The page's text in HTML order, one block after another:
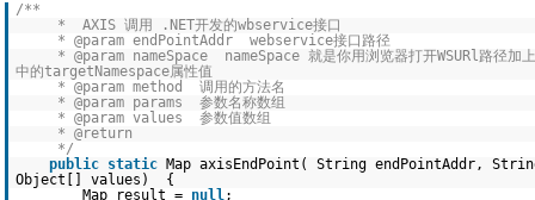
/**
* AXIS 调用 .NET开发的wbservice接口
* @param endPointAddr webservice接口路径
* @param nameSpace nameSpace 就是你用浏览器打开WSURl路
中的targetNamespace属性值
* @param method 调用的方法名
* @param params 参数名称数组
* @param values 参数值数组
* @return
*/
public static Map axisEndPoint( String endPointAddr,
Object[] values) {
Map result = null;